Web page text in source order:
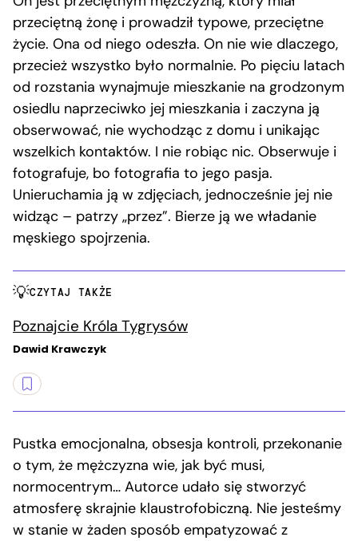
przeciętną żonę i prowadził typowe, przeciętne
życie. Ona od niego odeszła. On nie wie dlaczego,
przecież wszystko było normalnie. Po pięciu latach
od rozstania wynajmuje mieszkanie na grodzonym
osiedlu naprzeciwko jej mieszkania i zaczyna ją
obserwować, nie wychodząc z domu i unikając
wszelkich kontaktów. I nie robiąc nic. Obserwuje i
fotografuje, bo fotografia to jego pasja.
Unieruchamia ją w zdjęciach, jednocześnie jej nie
widząc – patrzy „przez”. Bierze ją we władanie
męskiego spojrzenia.
CZYTAJ TAKŻE
Poznajcie Króla Tygrysów
Dawid Krawczyk
Pustka emocjonalna, obsesja kontroli, przekonanie
o tym, że mężczyzna wie, jak być musi,
normocentrym… Autorce udało się stworzyć
atmosferę skrajnie klaustrofobiczną. Nie jesteśmy
w stanie w żaden sposób empatyzować z